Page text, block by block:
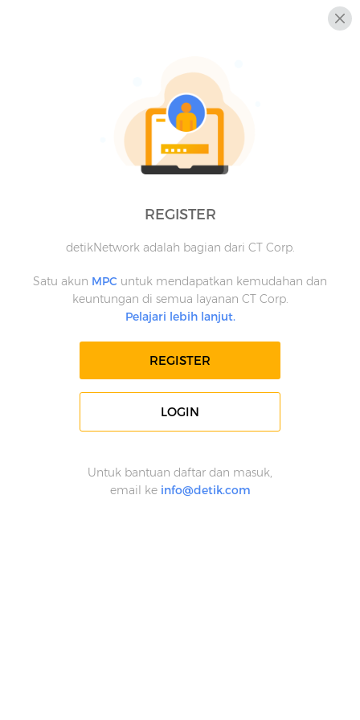
REGISTER
detikNetwork adalah bagian dari CT Corp.
Satu akun MPC untuk mendapatkan kemudahan dan
keuntungan di semua layanan CT Corp.
Pelajari lebih lanjut.
REGISTER
LOGIN
Untuk bantuan daftar dan masuk,
email ke info@detik.com